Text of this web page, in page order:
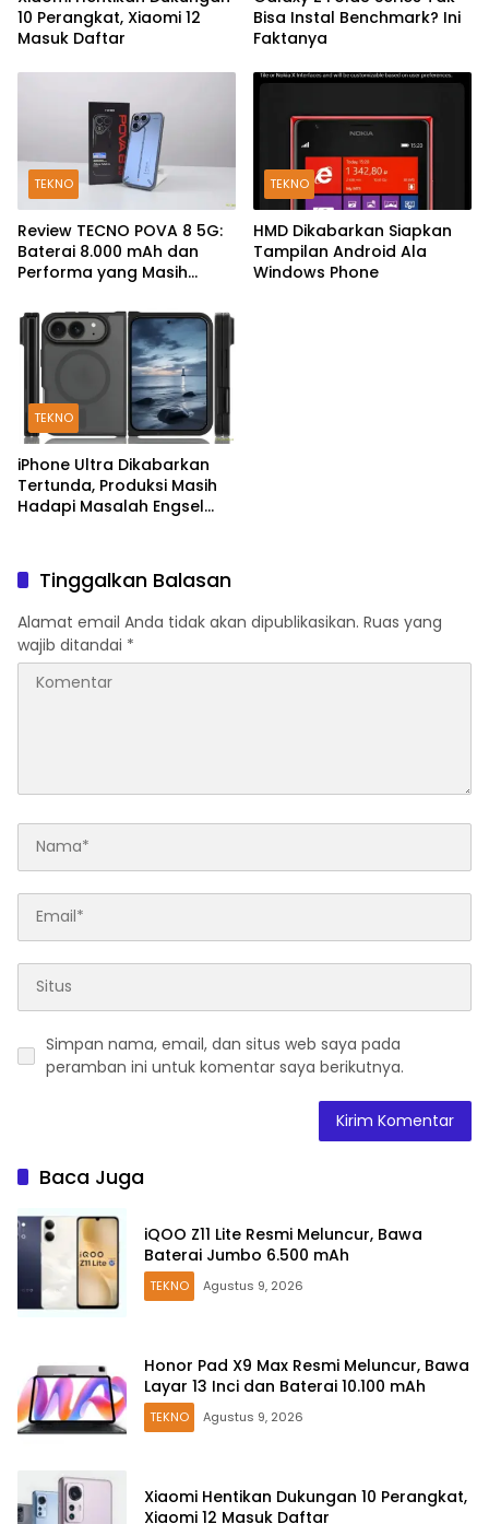
10 Perangkat, Xiaomi 12
Masuk Daftar
Bisa Instal Benchmark? Ini
Faktanya
TEKNO
Review TECNO POVA 8 5G:
Baterai 8.000 mAh dan
Performa yang Masih
TEKNO
HMD Dikabarkan Siapkan
Tampilan Android Ala
Windows Phone
TEKNO
iPhone Ultra Dikabarkan
Tertunda, Produksi Masih
Hadapi Masalah Engsel
Tinggalkan Balasan
Alamat email Anda tidak akan dipublikasikan. Ruas yang
wajib ditandai *
Simpan nama, email, dan situs web saya pada
peramban ini untuk komentar saya berikutnya.
Baca Juga
iQOO Z11 Lite Resmi Meluncur, Bawa
Baterai Jumbo 6.500 mAh
TEKNO Agustus 9, 2026
Honor Pad X9 Max Resmi Meluncur, Bawa
Layar 13 Inci dan Baterai 10.100 mAh
TEKNO Agustus 9, 2026
Xiaomi Hentikan Dukungan 10 Perangkat,
Xiaomi 12 Masuk Daftar